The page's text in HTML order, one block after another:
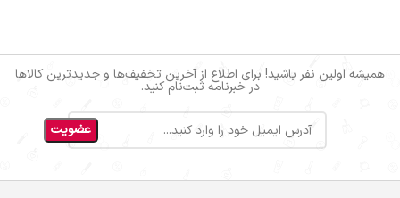
همیشه اولین نفر باشید! برای اطلاع از آخرین تخفیف‌ها و جدیدترین کالاها
در خبرنامه ثبت‌نام کنید.